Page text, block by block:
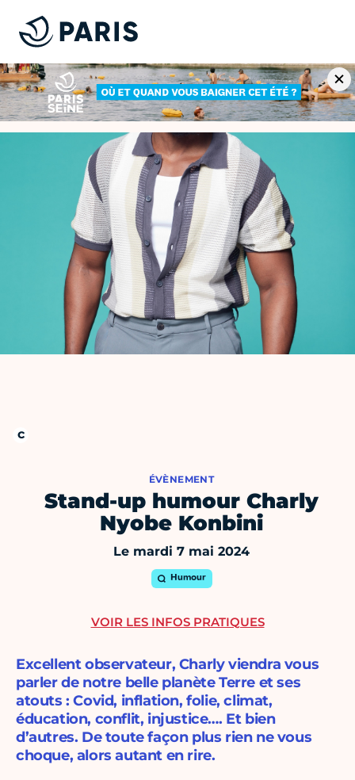
ÉVÈNEMENT
Stand-up humour Charly
Nyobe Konbini
Le mardi 7 mai 2024
Humour
Excellent observateur, Charly viendra vous
parler de notre belle planète Terre et ses
atouts : Covid, inflation, folie, climat,
éducation, conflit, injustice…. Et bien
d’autres. De toute façon plus rien ne vous
choque, alors autant en rire.
VOIR LES INFOS PRATIQUES